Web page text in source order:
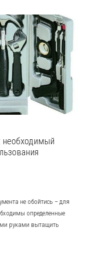
необходимый
не обойтись – для
определенные
руками вытащить